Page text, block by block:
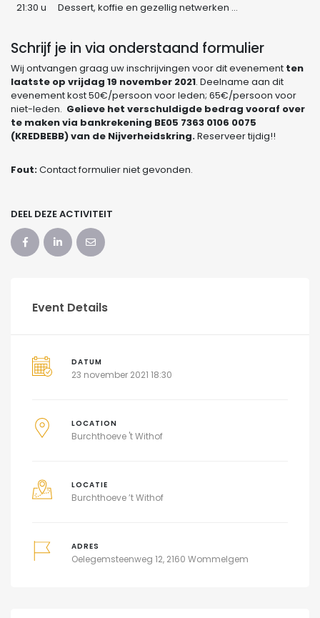
21:30 u
Dessert, koffie en gezellig netwerken …
Schrijf je in via onderstaand formulier
Wij ontvangen graag uw inschrijvingen voor dit evenement ten
laatste op vrijdag 19 november 2021. Deelname aan dit
evenement kost 50€/persoon voor leden; 65€/persoon voor
niet-leden. Gelieve het verschuldigde bedrag vooraf over
te maken via bankrekening BE05 7363 0106 0075
(KREDBEBB) van de Nijverheidskring.Reserveer tijdig!!
Fout:Contact formulier niet gevonden.
DEEL DEZE ACTIVITEIT
Event Details
DATUM
23 november 2021 18:30
LOCATION
Burchthoeve 't Withof
LOCATIE
Burchthoeve ’t Withof
ADRES
Oelegemsteenweg 12, 2160 Wommelgem